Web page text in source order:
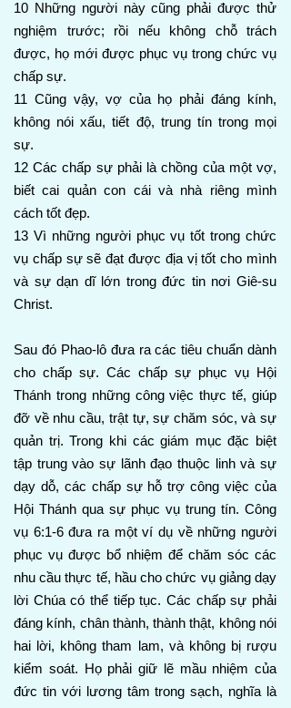
10 Những người này cũng phải được thử
nghiệm trước; rồi nếu không chỗ trách
được, họ mới được phục vụ trong chức vụ
chấp sự.
11 Cũng vậy, vợ của họ phải đáng kính,
không nói xấu, tiết độ, trung tín trong mọi
sự.
12 Các chấp sự phải là chồng của một vợ,
biết cai quản con cái và nhà riêng mình
cách tốt đẹp.
13 Vì những người phục vụ tốt trong chức
vụ chấp sự sẽ đạt được địa vị tốt cho mình
và sự dạn dĩ lớn trong đức tin nơi Giê-su
Christ.
Sau đó Phao-lô đưa ra các tiêu chuẩn dành
cho chấp sự. Các chấp sự phục vụ Hội
Thánh trong những công việc thực tế, giúp
đỡ về nhu cầu, trật tự, sự chăm sóc, và sự
quản trị. Trong khi các giám mục đặc biệt
tập trung vào sự lãnh đạo thuộc linh và sự
dạy dỗ, các chấp sự hỗ trợ công việc của
Hội Thánh qua sự phục vụ trung tín. Công
vụ 6:1-6 đưa ra một ví dụ về những người
phục vụ được bổ nhiệm để chăm sóc các
nhu cầu thực tế, hầu cho chức vụ giảng dạy
lời Chúa có thể tiếp tục. Các chấp sự phải
đáng kính, chân thành, thành thật, không nói
hai lời, không tham lam, và không bị rượu
kiểm soát. Họ phải giữ lẽ mầu nhiệm của
đức tin với lương tâm trong sạch, nghĩa là